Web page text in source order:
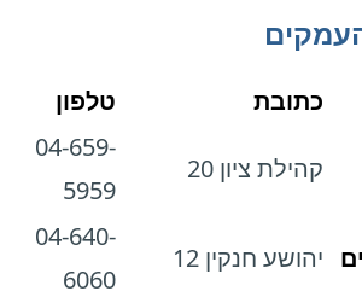
כתובת
טלפון
קהילת ציון 20
04-659-
5959
יהושע חנקין 12
04-640-
6060